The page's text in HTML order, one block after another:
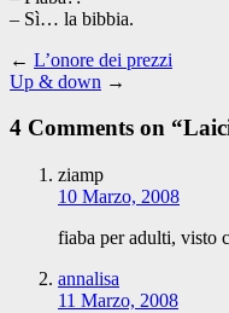
– Sì… la bibbia.
← L’onore dei prezzi
Up & down →
4 Comments on “
ziamp
10 Marzo, 2008
fiaba per adulti, visto
annalisa
11 Marzo, 2008